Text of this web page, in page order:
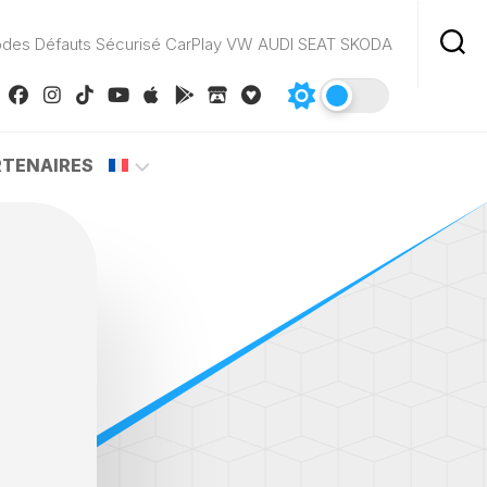
Défauts Sécurisé CarPlay VW AUDI SEAT SKODA